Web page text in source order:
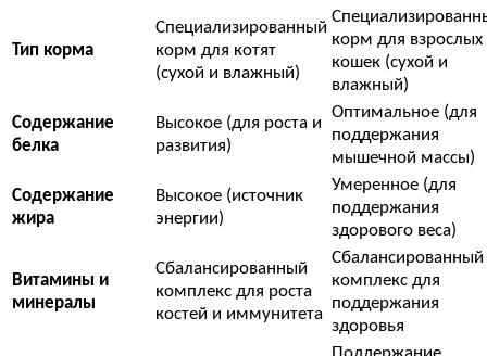
Тип корма
Специализированный
корм для котят
(сухой и влажный)
корм для взрослых
кошек (сухой и
влажный)
Содержание
белка
Высокое (для роста и
развития)
Оптимальное (для
поддержания
мышечной массы)
Содержание
жира
Высокое (источник
энергии)
Умеренное (для
поддержания
здорового веса)
Витамины и
минералы
Сбалансированный
комплекс для роста
костей и иммунитета
Сбалансированный
комплекс для
поддержания
здоровья